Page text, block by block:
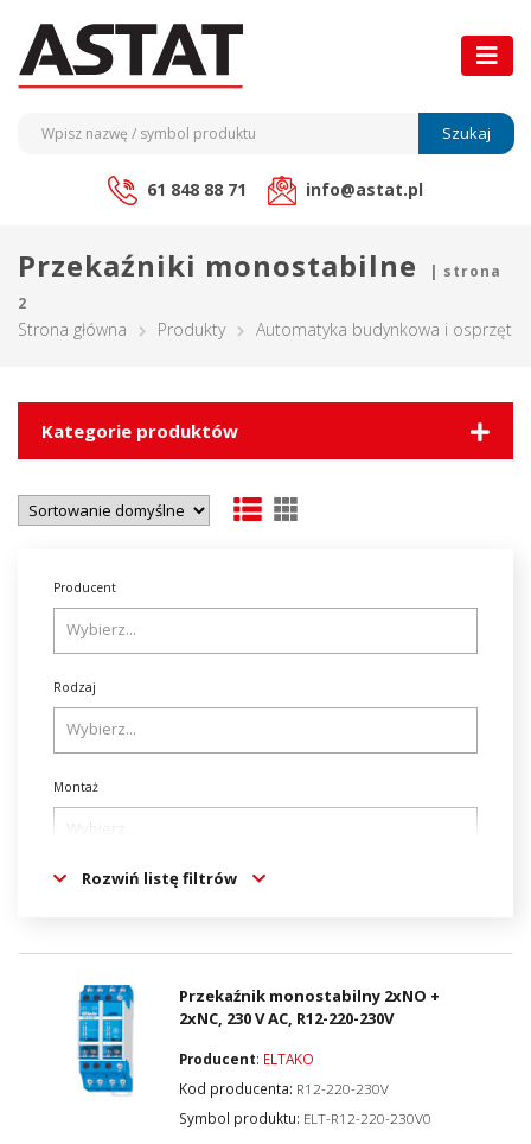
Szukaj
61 848 88 71 info@astat.pl
Przekaźniki monostabilne
| strona
2
Strona główna Produkty Automatyka budynkowa i osprzęt
Kategorie produktów
Producent
Rodzaj
Montaż
Znamionowe napięcie sterowania Us dla AC 50 Hz [V]
Znamionowe napięcie sterowania Us dla AC 60 Hz [V]
Znamionowe napięcie sterowania Us dla DC [V]
Rozwiń listę filtrów
Przekaźnik monostabilny 2xNO +
2xNC, 230 V AC, R12-220-230V
Producent: ELTAKO
Kod producenta: R12-220-230V
Symbol produktu: ELT-R12-220-230V0